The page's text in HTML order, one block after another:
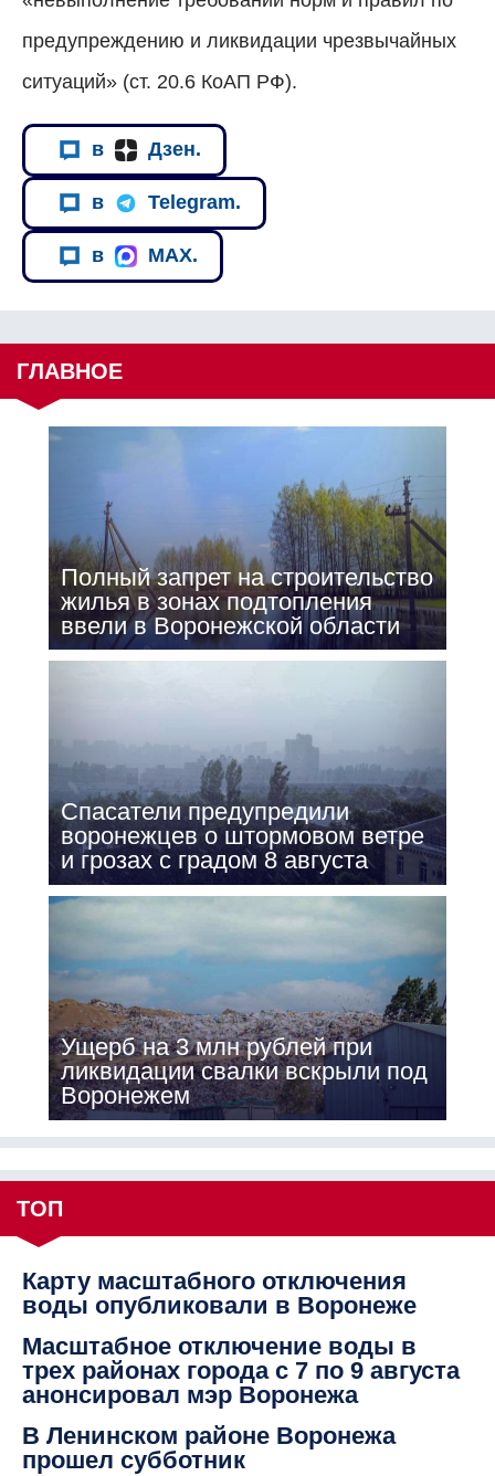
предупреждению и ликвидации чрезвычайных
ситуаций» (ст. 20.6 КоАП РФ).
в Дзен.
в Telegram.
в MAX.
ГЛАВНОЕ
Полный запрет на строительство
жилья в зонах подтопления
ввели в Воронежской области
Спасатели предупредили
воронежцев о штормовом ветре
и грозах с градом 8 августа
Ущерб на 3 млн рублей при
ликвидации свалки вскрыли под
Воронежем
ТОП
Карту масштабного отключения
воды опубликовали в Воронеже
Масштабное отключение воды в
трех районах города с 7 по 9 августа
анонсировал мэр Воронежа
В Ленинском районе Воронежа
прошел субботник